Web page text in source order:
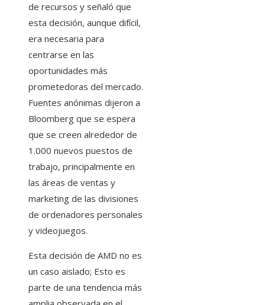
de recursos y señaló que
esta decisión, aunque difícil,
era necesaria para
centrarse en las
oportunidades más
prometedoras del mercado.
Fuentes anónimas dijeron a
Bloomberg que se espera
que se creen alrededor de
1.000 nuevos puestos de
trabajo, principalmente en
las áreas de ventas y
marketing de las divisiones
de ordenadores personales
y videojuegos.
Esta decisión de AMD no es
un caso aislado; Esto es
parte de una tendencia más